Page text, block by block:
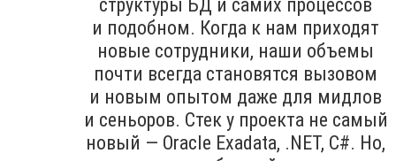
структуры БД и самих процессов
и подобном. Когда к нам приходят
новые сотрудники, наши объемы
почти всегда становятся вызовом
и новым опытом даже для мидлов
и сеньоров. Стек у проекта не самый
новый — Oracle Exadata, .NET, C#. Но,